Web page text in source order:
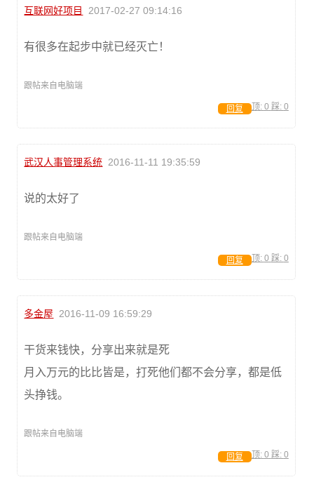
互联网好项目 2017-02-27 09:14:16
有很多在起步中就已经灭亡！
跟帖来自电脑端
顶: 0 踩: 0
回复
武汉人事管理系统 2016-11-11 19:35:59
说的太好了
跟帖来自电脑端
顶: 0 踩: 0
回复
多金屋 2016-11-09 16:59:29
干货来钱快，分享出来就是死
月入万元的比比皆是，打死他们都不会分享，都是低
头挣钱。
跟帖来自电脑端
顶: 0 踩: 0
回复